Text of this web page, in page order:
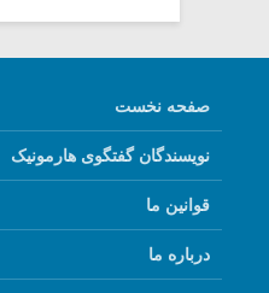
صفحه نخست
نویسندگان گفتگوی هارمونیک
قوانین ما
درباره ما